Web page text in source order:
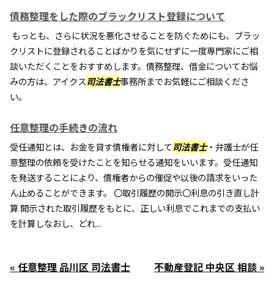
債務整理をした際のブラックリスト登録について
もっとも、さらに状況を悪化させることを防ぐためにも、ブラッ
クリストに登録されることばかりを気にせずに一度専門家にご相
談いただくことをおすすめします。債務整理、借金についてお悩
みの方は、アイクス司法書士事務所までお気軽にご相談くださ
い。
任意整理の手続きの流れ
受任通知とは、お金を貸す債権者に対して司法書士・弁護士が任
意整理の依頼を受けたことを知らせる通知をいいます。受任通知
を発送することにより、債権者からの催促や以後の請求をいった
ん止めることができます。 〇取引履歴の開示〇利息の引き直し計
算 開示された取引履歴をもとに、正しい利息でこれまでの支払い
を計算しなおし、どれ...
« 任意整理 品川区 司法書士
不動産登記 中央区 相談 »